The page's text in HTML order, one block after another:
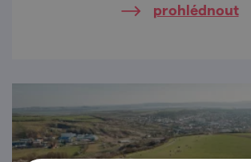
prohlédnout